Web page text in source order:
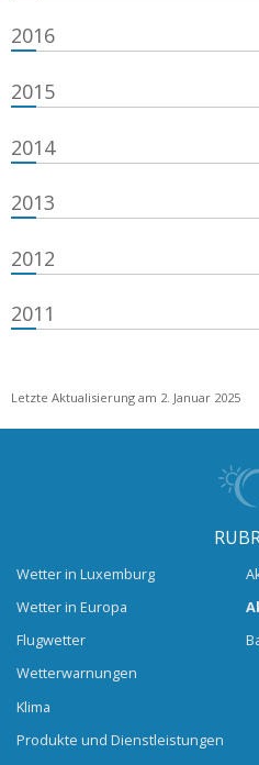
2016
2015
2014
2013
2012
2011
Letzte Aktualisierung am 2. Januar 2025
Wetter in Luxemburg
Wetter in Europa
Flugwetter
Wetterwarnungen
Klima
Produkte und Dienstleistungen